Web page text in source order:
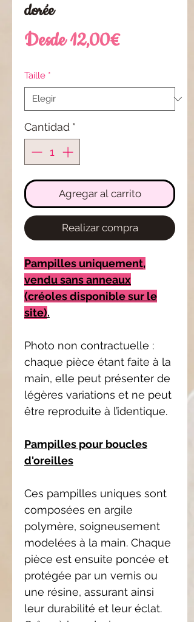
dorée
Desde12,00€Precio
oferta
Taille *
Cantidad *
Agregar al carrito
Realizar compra
Pampilles uniquement,
vendu sans anneaux
(créoles disponible sur le
site).
Photo non contractuelle :
chaque pièce étant faite à la
main, elle peut présenter de
légères variations et ne peut
être reproduite à l’identique.
Pampilles pour boucles
d'oreilles
Ces pampilles uniques sont
composées en argile
polymère, soigneusement
modelées à la main. Chaque
pièce est ensuite poncée et
protégée par un vernis ou
une résine, assurant ainsi
leur durabilité et leur éclat.